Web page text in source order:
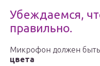
Убеждаемся,
правильно.
Микрофон должен быть
цвета